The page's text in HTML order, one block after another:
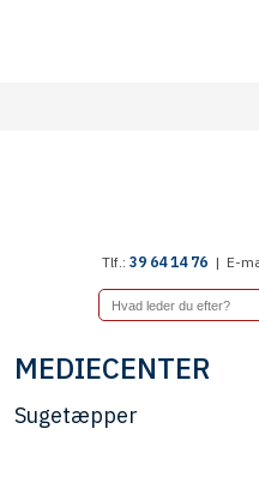
Tlf.: 39 64 14 76 | E-
MEDIECENTER​
Sugetæpper